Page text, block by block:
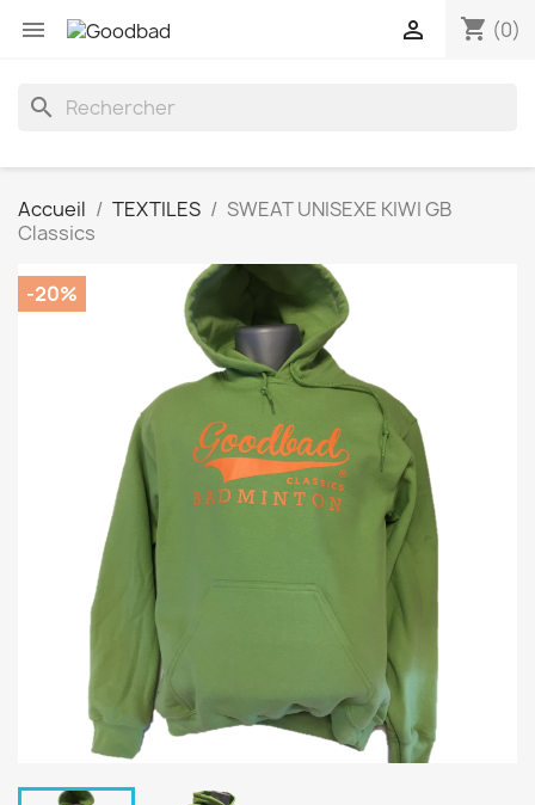
 shopping_cart (0)

search
Accueil TEXTILES
SWEAT UNISEXE KIWI GB
Classics
-20%